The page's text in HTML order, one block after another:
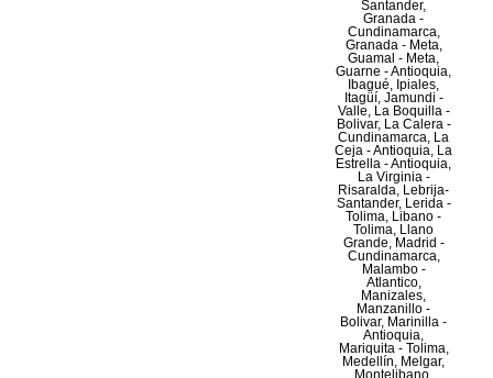
Santander,
Granada -
Cundinamarca,
Granada - Meta,
Guamal - Meta,
Guarne - Antioquia,
Ibagué, Ipiales,
Itagüí, Jamundi -
Valle, La Boquilla -
Bolivar, La Calera -
Cundinamarca, La
Ceja - Antioquia, La
Estrella - Antioquia,
La Virginia -
Risaralda, Lebrija-
Santander, Lerida -
Tolima, Libano -
Tolima, Llano
Grande, Madrid -
Cundinamarca,
Malambo -
Atlantico,
Manizales,
Manzanillo -
Bolivar, Marinilla -
Antioquia,
Mariquita - Tolima,
Medellín, Melgar,
Montelibano,